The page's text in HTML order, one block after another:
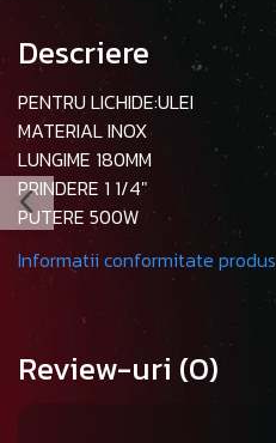
Descriere
PENTRU LICHIDE:ULEI
MATERIAL INOX
LUNGIME 180MM
PRINDERE 1 1/4"
PUTERE 500W
Informatii conformitate produs
Review-uri (0)